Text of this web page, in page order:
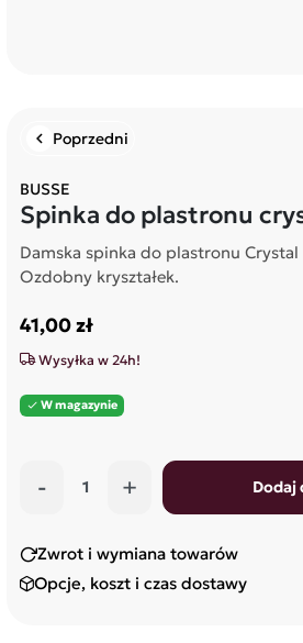
chevron_left Poprzedni
BUSSE
Spinka do plastronu
Damska spinka do plastronu Crystal
Ozdobny kryształek.
41,00 zł
Wysyłka w 24h!
 W magazynie
- + Dodaj
Zwrot i wymiana towarów
Opcje, koszt i czas dostawy